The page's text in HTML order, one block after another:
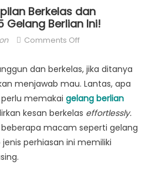
Berkelas dan
Berlian Ini!
Comments Offon
Rahasia
Penampilan
Berkelas
dan
Anggun?
Gunakan
5
dan berkelas, jika ditanya
menjawab mau. Lantas, apa
memakai gelang berlian
kesan berkelas effortlessly.
macam seperti gelang
jenis perhiasan ini memiliki